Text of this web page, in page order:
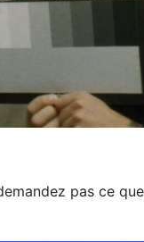
pas ce